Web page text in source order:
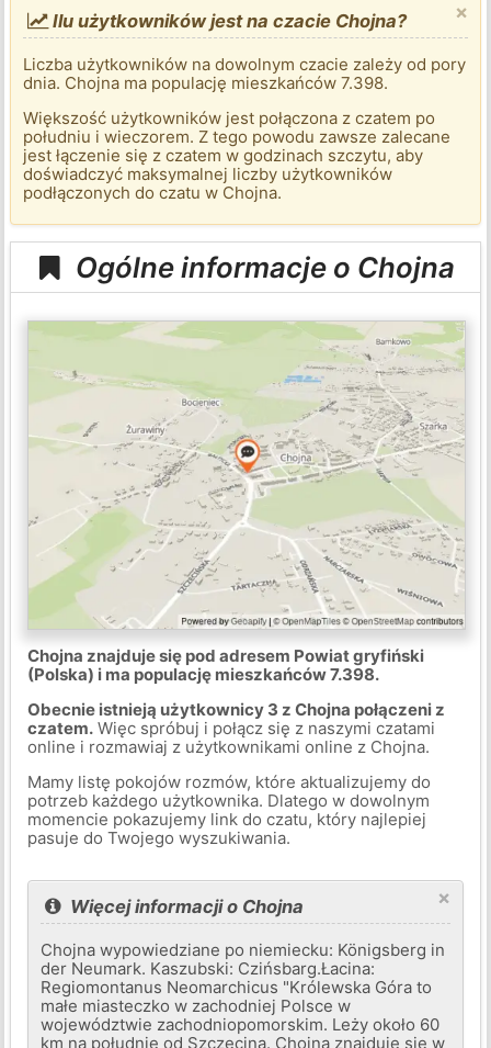
×
Ilu użytkowników jest na czacie Chojna?
Liczba użytkowników na dowolnym czacie zależy od pory
dnia. Chojna ma populację mieszkańców 7.398.
Większość użytkowników jest połączona z czatem po
południu i wieczorem. Z tego powodu zawsze zalecane
jest łączenie się z czatem w godzinach szczytu, aby
doświadczyć maksymalnej liczby użytkowników
podłączonych do czatu w Chojna.
Ogólne informacje o Chojna
Chojna znajduje się pod adresem Powiat gryfiński
(Polska) i ma populację mieszkańców 7.398.
Obecnie istnieją użytkownicy 3 z Chojna połączeni z
czatem.Więc spróbuj i połącz się z naszymi czatami
online i rozmawiaj z użytkownikami online z Chojna.
Mamy listę pokojów rozmów, które aktualizujemy do
potrzeb każdego użytkownika. Dlatego w dowolnym
momencie pokazujemy link do czatu, który najlepiej
pasuje do Twojego wyszukiwania.
×
Więcej informacji o Chojna
Chojna wypowiedziane po niemiecku: Königsberg in
der Neumark. Kaszubski: Czińsbarg.Łacina:
Regiomontanus Neomarchicus "Królewska Góra to
małe miasteczko w zachodniej Polsce w
województwie zachodniopomorskim. Leży około 60
km na południe od Szczecina. Chojna znajduje się w